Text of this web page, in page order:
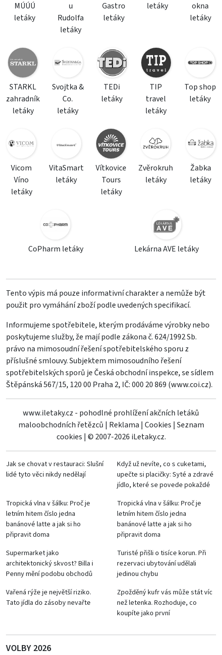
MÚÚÚ
letáky
u
Rudolfa
letáky
Gastro
letáky
letáky
okna
letáky
STARKL
zahradník
letáky
Svojtka &
Co.
letáky
TEDi
letáky
TIP
travel
letáky
Top shop
letáky
Vicom
Víno
letáky
VitaSmart
letáky
Vítkovice
Tours
letáky
Zvěrokruh
letáky
Žabka
letáky
CoPharm letáky Lekárna AVE letáky
Tento výpis má pouze informativní charakter a nemůže být
použit pro vymáhání zboží podle uvedených specifikací.
Informujeme spotřebitele, kterým prodáváme výrobky nebo
poskytujeme služby, že mají podle zákona č. 624/1992 Sb.
právo na mimosoudní řešení spotřebitelského sporu z
příslušné smlouvy. Subjektem mimosoudního řešení
spotřebitelských sporů je Česká obchodní inspekce, se sídlem
Štěpánská 567/15, 120 00 Praha 2, IČ: 000 20 869 (www.coi.cz).
www.iletaky.cz - pohodlné prohlížení akčních letáků
maloobchodních řetězců | Reklama | Cookies | Seznam
cookies | © 2007-2026 iLetaky.cz.
Jak se chovat v restauraci: Slušní
lidé tyto věci nikdy nedělají
Když už nevíte, co s cuketami,
upečte si placičky: Syté a zdravé
jídlo, které se povede pokaždé
Tropická vlna v šálku: Proč je
letním hitem číslo jedna
banánové latte a jak si ho
připravit doma
Tropická vlna v šálku: Proč je
letním hitem číslo jedna
banánové latte a jak si ho
připravit doma
Supermarket jako
architektonický skvost? Billa i
Penny mění podobu obchodů
Turisté přišli o tisíce korun. Při
rezervaci ubytování udělali
jedinou chybu
Vařená rýže je největší riziko.
Tato jídla do zásoby nevařte
Zpožděný kufr vás může stát víc
než letenka. Rozhoduje, co
koupíte jako první
VOLBY 2026